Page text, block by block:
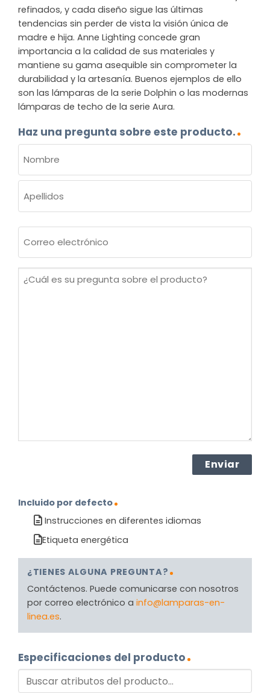
refinados, y cada diseño sigue las últimas
tendencias sin perder de vista la visión única de
madre e hija. Anne Lighting concede gran
importancia a la calidad de sus materiales y
mantiene su gama asequible sin comprometer la
durabilidad y la artesanía. Buenos ejemplos de ello
son las lámparas de la serie Dolphin o las modernas
lámparas de techo de la serie Aura.
Haz una pregunta sobre este producto.
(OBLIGATORIO)
Nombre
electrónico
¿Cuál
Incluido por defecto
Instrucciones en diferentes idiomas
Etiqueta energética
¿TIENES ALGUNA PREGUNTA?
Contáctenos. Puede comunicarse con nosotros
por correo electrónico a info@lamparas-en-
linea.es.
Especificaciones del producto